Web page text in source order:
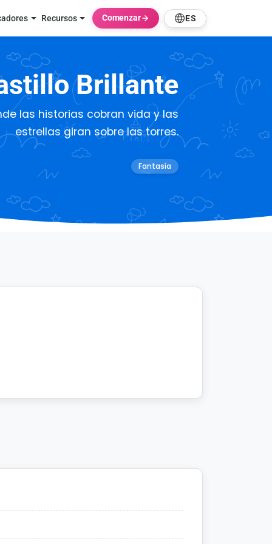
Recursos Comenzar ES
Brillante
las historias cobran vida y las
estrellas giran sobre las torres.
Fantasía